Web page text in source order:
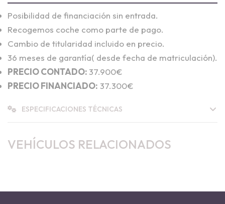
Posibilidad de financiación sin entrada.
Recogemos coche como parte de pago.
Cambio de titularidad incluido en precio.
36 meses de garantía( desde fecha de matriculación).
PRECIO CONTADO:37.900€
PRECIO FINANCIADO: 37.300€
ESPECIFICACIONES TÉCNICAS
VEHÍCULOS RELACIONADOS